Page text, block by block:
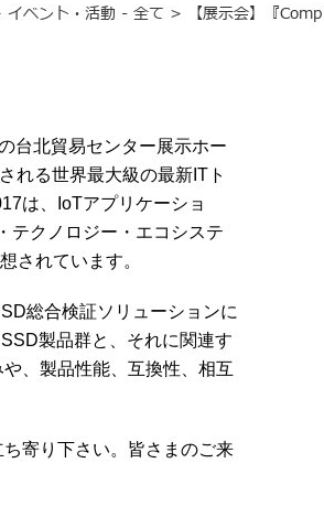
イベント・活動 - 全て > 【展示会】『
台北貿易センター展示ホー
れる世界最大級の最新 IT ト
は、 IoTアプリケーショ
テクノロジー・エコシステ
されています。
総合検証ソリューションに
製品群と、それに関連す
、製品性能、互換性、相互
寄り下さい。皆さまのご来